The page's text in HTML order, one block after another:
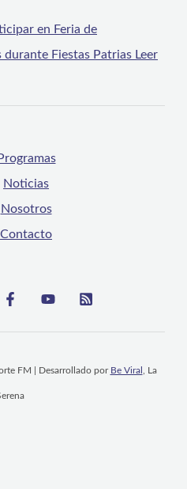
en Feria de
durante Fiestas Patrias Leer
Programas
Noticias
Nosotros
Contacto
FM | Desarrollado por Be Viral , La